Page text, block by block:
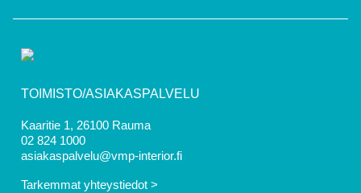
TOIMISTO/ASIAKASPALVELU
Kaaritie 1, 26100 Rauma
02 824 1000
asiakaspalvelu@vmp-interior.fi
Tarkemmat yhteystiedot >